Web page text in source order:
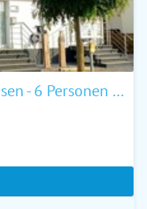
Ferienhaus Angela Kellenhusen - 6 Personen 3 Schlafzimmer 4